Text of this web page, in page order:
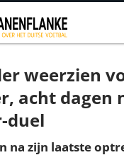
weerzien
acht dagen
duel
na zijn laatste